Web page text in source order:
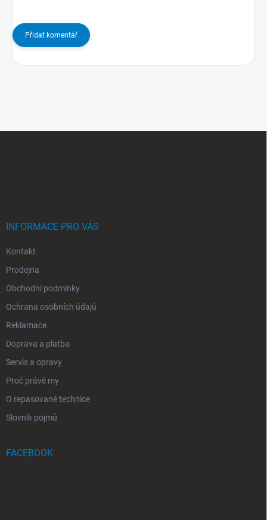
Přidat komentář
INFORMACE PRO VÁS
Kontakt
Prodejna
Obchodní podmínky
Ochrana osobních údajů
Reklamace
Doprava a platba
Servis a opravy
Proč právě my
O repasované technice
Slovník pojmů
FACEBOOK